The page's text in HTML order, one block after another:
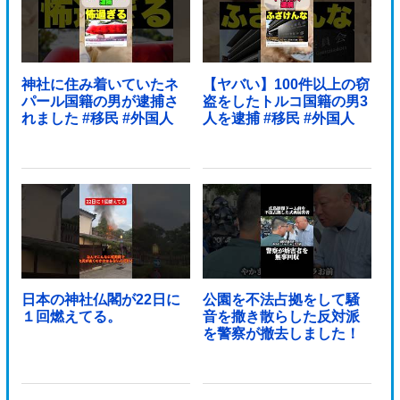
神社に住み着いていたネ
パール国籍の男が逮捕さ
れました #移民 #外国人
【ヤバい】100件以上の窃
盗をしたトルコ国籍の男3
人を逮捕 #移民 #外国人
日本の神社仏閣が22日に
１回燃えてる。
公園を不法占拠をして騒
音を撒き散らした反対派
を警察が撤去しました！